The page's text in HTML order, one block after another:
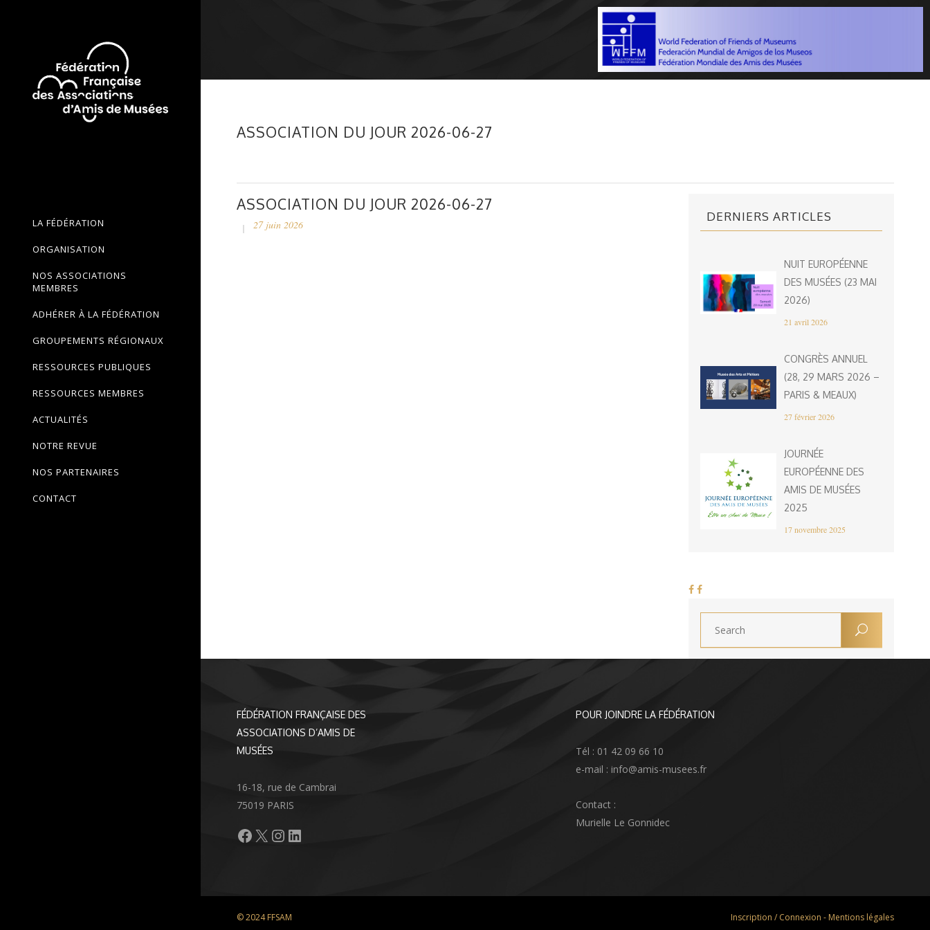
LA FÉDÉRATION
ORGANISATION
NOS ASSOCIATIONS
MEMBRES
ADHÉRER À LA FÉDÉRATION
GROUPEMENTS RÉGIONAUX
RESSOURCES PUBLIQUES
RESSOURCES MEMBRES
ACTUALITÉS
NOTRE REVUE
NOS PARTENAIRES
CONTACT
ASSOCIATION DU JOUR 2026-06-27
ASSOCIATION DU JOUR 2026-06-27
27 juin 2026
DERNIERS ARTICLES
NUIT EUROPÉENNE
DES MUSÉES (23 MAI
2026)
21 avril 2026
CONGRÈS ANNUEL
(28, 29 MARS 2026 –
PARIS & MEAUX)
27 février 2026
JOURNÉE
EUROPÉENNE DES
AMIS DE MUSÉES
2025
17 novembre 2025
FÉDÉRATION FRANÇAISE DES
ASSOCIATIONS D’AMIS DE
MUSÉES
16-18, rue de Cambrai
75019 PARIS
Facebook
X Instagram
LinkedIn
POUR JOINDRE LA FÉDÉRATION
Tél : 01 42 09 66 10
e-mail : info@amis-musees.fr
Contact :
Murielle Le Gonnidec
© 2024 FFSAM Inscription / Connexion - Mentions légales